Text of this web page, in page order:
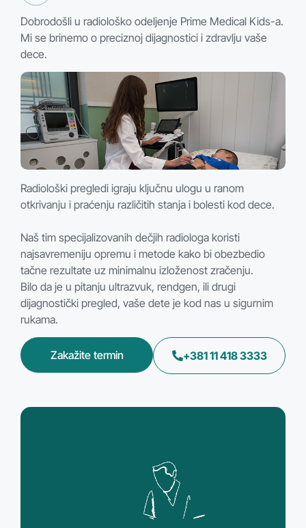
Dobrodošli u radiološko odeljenje Prime Medical Kids-a.
Mi se brinemo o preciznoj dijagnostici i zdravlju vaše
dece.
Radiološki pregledi igraju ključnu ulogu u ranom
otkrivanju i praćenju različitih stanja i bolesti kod dece.
Naš tim specijalizovanih dečjih radiologa koristi
najsavremeniju opremu i metode kako bi obezbedio
tačne rezultate uz minimalnu izloženost zračenju.
Bilo da je u pitanju ultrazvuk, rendgen, ili drugi
dijagnostički pregled, vaše dete je kod nas u sigurnim
rukama.
Zakažite termin +381 11 418 3333